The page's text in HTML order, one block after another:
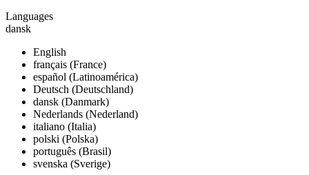
Languages
dansk
English
français (France)
español (Latinoamérica)
Deutsch (Deutschland)
dansk (Danmark)
Nederlands (Nederland)
italiano (Italia)
polski (Polska)
português (Brasil)
svenska (Sverige)